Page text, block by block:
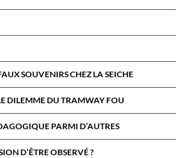
SOUVENIRS CHEZ LA SEICHE
DILEMME DU TRAMWAY FOU
PARMI D’AUTRES
D’ÊTRE OBSERVÉ ?